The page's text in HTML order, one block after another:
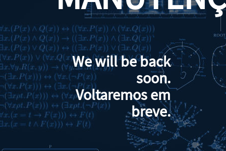
We will be back
soon.
Voltaremos em
breve.